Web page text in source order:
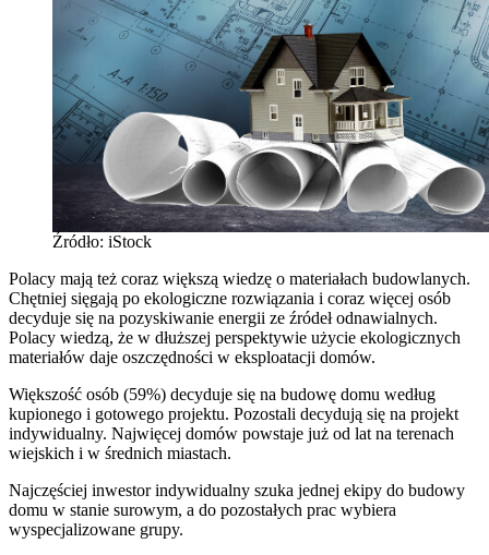
Źródło: iStock
Polacy mają też coraz większą wiedzę o materiałach budowlanych.
Chętniej sięgają po ekologiczne rozwiązania i coraz więcej osób
decyduje się na pozyskiwanie energii ze źródeł odnawialnych.
Polacy wiedzą, że w dłuższej perspektywie użycie ekologicznych
materiałów daje oszczędności w eksploatacji domów.
Większość osób (59%) decyduje się na budowę domu według
kupionego i gotowego projektu. Pozostali decydują się na projekt
indywidualny. Najwięcej domów powstaje już od lat na terenach
wiejskich i w średnich miastach.
Najczęściej inwestor indywidualny szuka jednej ekipy do budowy
domu w stanie surowym, a do pozostałych prac wybiera
wyspecjalizowane grupy.